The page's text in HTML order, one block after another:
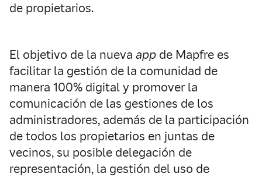
de propietarios.
El objetivo de la nueva app de Mapfre es
facilitar la gestión de la comunidad de
manera 100% digital y promover la
comunicación de las gestiones de los
administradores, además de la participación
de todos los propietarios en juntas de
vecinos, su posible delegación de
representación, la gestión del uso de